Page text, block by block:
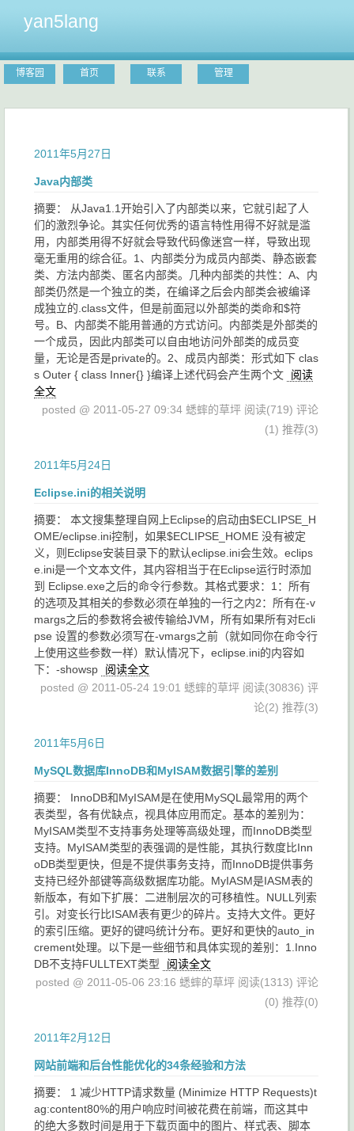
yan5lang
博客园 首页 联系 管理
2011年5月27日
Java内部类
摘要： 从Java1.1开始引入了内部类以来，它就引起了人
们的激烈争论。其实任何优秀的语言特性用得不好就是滥
用，内部类用得不好就会导致代码像迷宫一样，导致出现
毫无重用的综合征。1、内部类分为成员内部类、静态嵌套
类、方法内部类、匿名内部类。几种内部类的共性：A、内
部类仍然是一个独立的类，在编译之后会内部类会被编译
成独立的.class文件，但是前面冠以外部类的类命和$符
号。B、内部类不能用普通的方式访问。内部类是外部类的
一个成员，因此内部类可以自由地访问外部类的成员变
量，无论是否是private的。2、成员内部类：形式如下 clas
s Outer { class Inner{} }编译上述代码会产生两个文
阅读
全文
posted @ 2011-05-27 09:34 蟋蟀的草坪 阅读(719) 评论
(1) 推荐(3)
2011年5月24日
Eclipse.ini的相关说明
摘要： 本文搜集整理自网上Eclipse的启动由$ECLIPSE_H
OME/eclipse.ini控制，如果$ECLIPSE_HOME 没有被定
义，则Eclipse安装目录下的默认eclipse.ini会生效。eclips
e.ini是一个文本文件，其内容相当于在Eclipse运行时添加
到 Eclipse.exe之后的命令行参数。其格式要求：1：所有
的选项及其相关的参数必须在单独的一行之内2：所有在-v
margs之后的参数将会被传输给JVM，所有如果所有对Ecli
pse 设置的参数必须写在-vmargs之前（就如同你在命令行
上使用这些参数一样）默认情况下，eclipse.ini的内容如
下：-showsp
阅读全文
posted @ 2011-05-24 19:01 蟋蟀的草坪 阅读(30836) 评
论(2) 推荐(3)
2011年5月6日
MySQL数据库InnoDB和MyISAM数据引擎的差别
摘要： InnoDB和MyISAM是在使用MySQL最常用的两个
表类型，各有优缺点，视具体应用而定。基本的差别为：
MyISAM类型不支持事务处理等高级处理，而InnoDB类型
支持。MyISAM类型的表强调的是性能，其执行数度比Inn
oDB类型更快，但是不提供事务支持，而InnoDB提供事务
支持已经外部键等高级数据库功能。MyIASM是IASM表的
新版本，有如下扩展：二进制层次的可移植性。NULL列索
引。对变长行比ISAM表有更少的碎片。支持大文件。更好
的索引压缩。更好的键吗统计分布。更好和更快的auto_in
crement处理。以下是一些细节和具体实现的差别：1.Inno
DB不支持FULLTEXT类型
阅读全文
posted @ 2011-05-06 23:16 蟋蟀的草坪 阅读(1313) 评论
(0) 推荐(0)
2011年2月12日
网站前端和后台性能优化的34条经验和方法
摘要： 1 减少HTTP请求数量 (Minimize HTTP Requests)t
ag:content80%的用户响应时间被花费在前端，而这其中
的绝大多数时间是用于下载页面中的图片、样式表、脚本